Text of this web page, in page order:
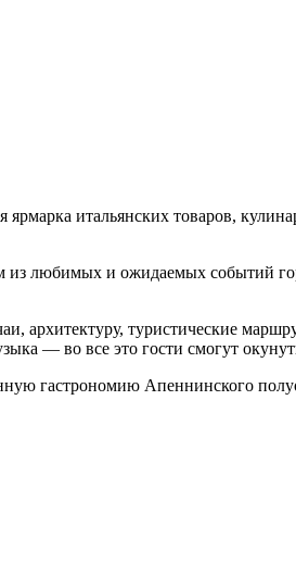
итальянских товаров,
из любимых и ожидаемых событий
архитектуру, туристические
— во все это гости смогут
гастрономию Апеннинского